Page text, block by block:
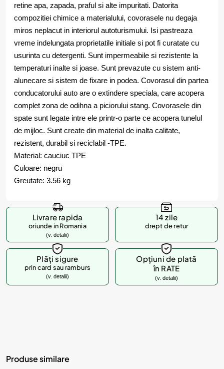
retine apa, zapada, praful si alte impuritati. Datorita
compozitiei chimice a materialului, covorasele nu degaja
miros neplacut in interiorul autoturismului. Isi pastreaza
vreme indelungata proprietatile initiale si pot fi curatate cu
usurinta cu detergenti. Sunt impermeabile si rezistente la
temperaturi inalte si joase. Sunt prevazute cu sistem anti-
alunecare si sistem de fixare in podea. Covorasul din partea
conducatorului auto are o extindere speciala, care acopera
complet zona de odihna a piciorului stang. Covorasele din
spate sunt legate intre ele printr-o parte ce acopera tunelul
de mijloc. Sunt create din material de inalta calitate,
rezistent, durabil si reciclabil -TPE.
Material: cauciuc TPE
Culoare: negru
Greutate: 3.56 kg
Livrare rapida
oriunde in Romania
(v. detalii)
14 zile
drept de retur
Plăți sigure
prin card sau ramburs
(v. detalii)
Opțiuni de plată
în RATE
(v. detalii)
Produse similare